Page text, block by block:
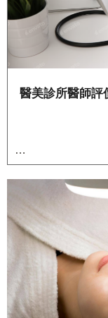
醫美診所醫師評
…